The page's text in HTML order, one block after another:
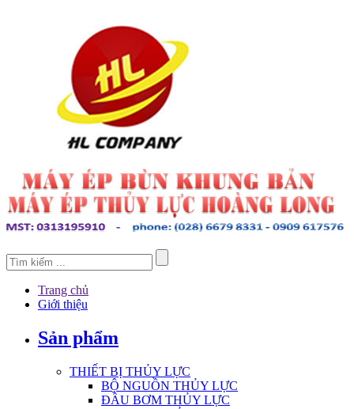
Trang chủ
Giới thiệu
Sản phẩm
THIẾT BỊ THỦY LỰC
BỘ NGUỒN THỦY LỰC
ĐẦU BƠM THỦY LỰC